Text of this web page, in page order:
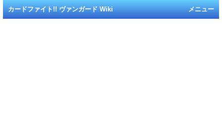
メニュー
カードファイト!! ヴァンガード Wiki